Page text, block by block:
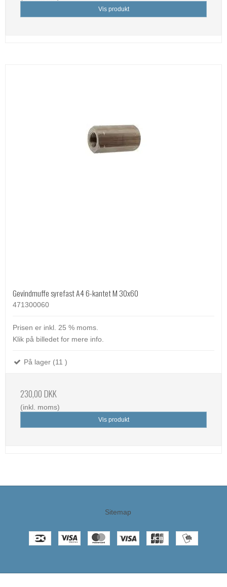
Vis produkt
Gevindmuffe syrefast A4 6-kantet M 30x60
471300060
Prisen er inkl. 25 % moms.
Klik på billedet for mere info.
På lager (11 )
230,00 DKK
(inkl. moms)
Vis produkt
Sitemap